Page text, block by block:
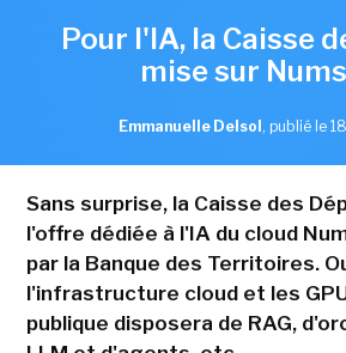
Pour l'IA, la Caisse
mise sur
Emmanuelle Delsol , publié le
Sans surprise, la Caisse des
l'offre dédiée à l'IA du cloud
par la Banque des Territoires.
l'infrastructure cloud et les
publique disposera de RAG,